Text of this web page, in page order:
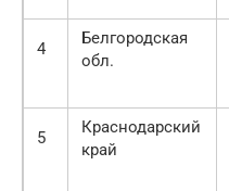
4
Белгородская
обл.
5
Краснодарский
край